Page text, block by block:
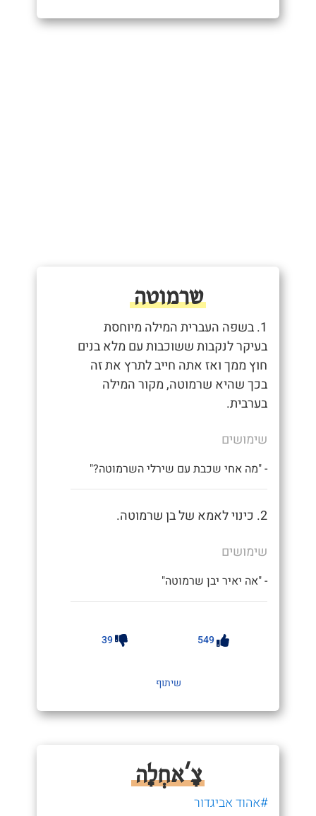
שרמוטה
1. בשפה העברית המילה מיוחסת
בעיקר לנקבות ששוכבות עם מלא בנים
חוץ ממך ואז אתה חייב לתרץ את זה
בכך שהיא שרמוטה, מקור המילה
בערבית.
שימושים
- "מה אחי שכבת עם שירלי השרמוטה?"
2. כינוי לאמא של בן שרמוטה.
שימושים
- "אה יאיר יבן שרמוטה"
549
39
שיתוף
צָ'אחְלָה
#אהוד אביגדור